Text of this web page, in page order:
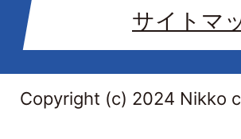
サイトマ
Copyright (c) 2024 Nikko